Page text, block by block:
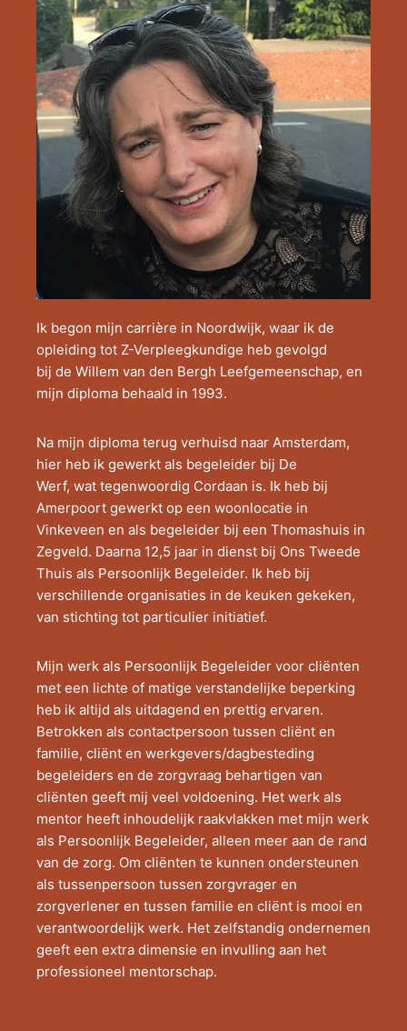
Ik begon mijn carrière in Noordwijk, waar ik de
opleiding tot Z-Verpleegkundige heb gevolgd
bij de Willem van den Bergh Leefgemeenschap, en
mijn diploma behaald in 1993.
Na mijn diploma terug verhuisd naar Amsterdam,
hier heb ik gewerkt als begeleider bij De
Werf, wat tegenwoordig Cordaan is. Ik heb bij
Amerpoort gewerkt op een woonlocatie in
Vinkeveen en als begeleider bij een Thomashuis in
Zegveld. Daarna 12,5 jaar in dienst bij Ons Tweede
Thuis als Persoonlijk Begeleider. Ik heb bij
verschillende organisaties in de keuken gekeken,
van stichting tot particulier initiatief.
Mijn werk als Persoonlijk Begeleider voor cliënten
met een lichte of matige verstandelijke beperking
heb ik altijd als uitdagend en prettig ervaren.
Betrokken als contactpersoon tussen cliënt en
familie, cliënt en werkgevers/dagbesteding
begeleiders en de zorgvraag behartigen van
cliënten geeft mij veel voldoening. Het werk als
mentor heeft inhoudelijk raakvlakken met mijn werk
als Persoonlijk Begeleider, alleen meer aan de rand
van de zorg. Om cliënten te kunnen ondersteunen
als tussenpersoon tussen zorgvrager en
zorgverlener en tussen familie en cliënt is mooi en
verantwoordelijk werk. Het zelfstandig ondernemen
geeft een extra dimensie en invulling aan het
professioneel mentorschap.